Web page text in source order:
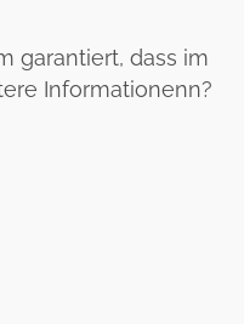
garantiert, dass im
Informationenn?